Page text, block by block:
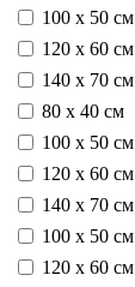
100 х 50 см
120 х 60 см
140 х 70 см
80 х 40 см
100 х 50 см
120 х 60 см
140 х 70 см
100 х 50 см
120 х 60 см